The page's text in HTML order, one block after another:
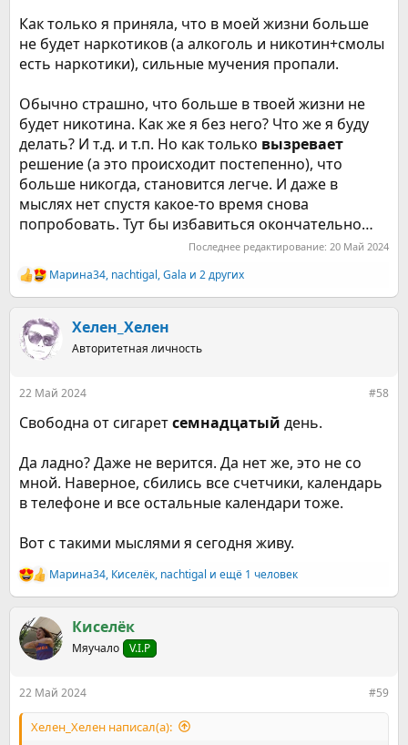
Как только я приняла, что в моей жизни больше
не будет наркотиков (а алкоголь и никотин+смолы
есть наркотики), сильные мучения пропали.
Обычно страшно, что больше в твоей жизни не
будет никотина. Как же я без него? Что же я буду
делать? И т.д. и т.п. Но как только вызревает
решение (а это происходит постепенно), что
больше никогда, становится легче. И даже в
мыслях нет спустя какое-то время снова
попробовать. Тут бы избавиться окончательно…
Последнее редактирование: 20 Май 2024
Р
е
к
ц
и
Марина34, nachtigal,Gala и 2 других
Хелен_Хелен
Авторитетная личность
22 Май 2024 #58
Свободна от сигаретсемнадцатый день.
Да ладно? Даже не верится. Да нет же, это не со
мной. Наверное, сбились все счетчики, календарь
в телефоне и все остальные календари тоже.
Вот с такими мыслями я сегодня живу.
Р
е
к
ц
и
Марина34, Киселёк, nachtigal и ещё 1 человек
Киселёк
Мяучало V.I.P
22 Май 2024 #59
Хелен_Хелен написал(а):